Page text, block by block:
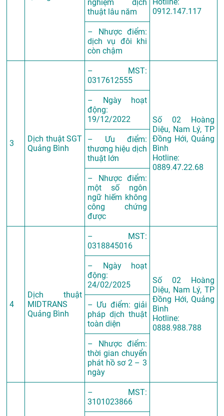
0912.147.117
nghiệm dịch
thuật lâu năm
– Nhược điểm:
dịch vụ đôi khi
còn chậm
3
Dịch thuật SGT
Quảng Bình
– MST:
0317612555
Số 02 Hoàng
Diệu, Nam Lý, TP
Đồng Hới, Quảng
Bình
Hotline:
0889.47.22.68
– Ngày hoạt
động:
19/12/2022
– Ưu điểm:
thương hiệu dịch
thuật lớn
– Nhược điểm:
một số ngôn
ngữ hiếm không
công chứng
được
4
Dịch thuật
MIDTRANS
Quảng Bình
– MST:
0318845016
Số 02 Hoàng
Diệu, Nam Lý, TP
Đồng Hới, Quảng
Bình
Hotline:
0888.988.788
– Ngày hoạt
động:
24/02/2025
– Ưu điểm: giải
pháp dịch thuật
toàn diện
– Nhược điểm:
thời gian chuyển
phát hồ sơ 2 – 3
ngày
– MST:
3101023866